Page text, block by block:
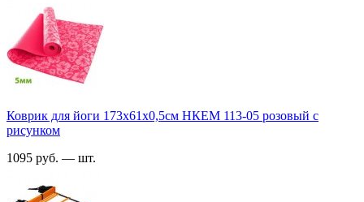
Коврик для йоги 173х61х0,5см НКЕМ 113-05 розовый с
рисунком
1095 руб. — шт.